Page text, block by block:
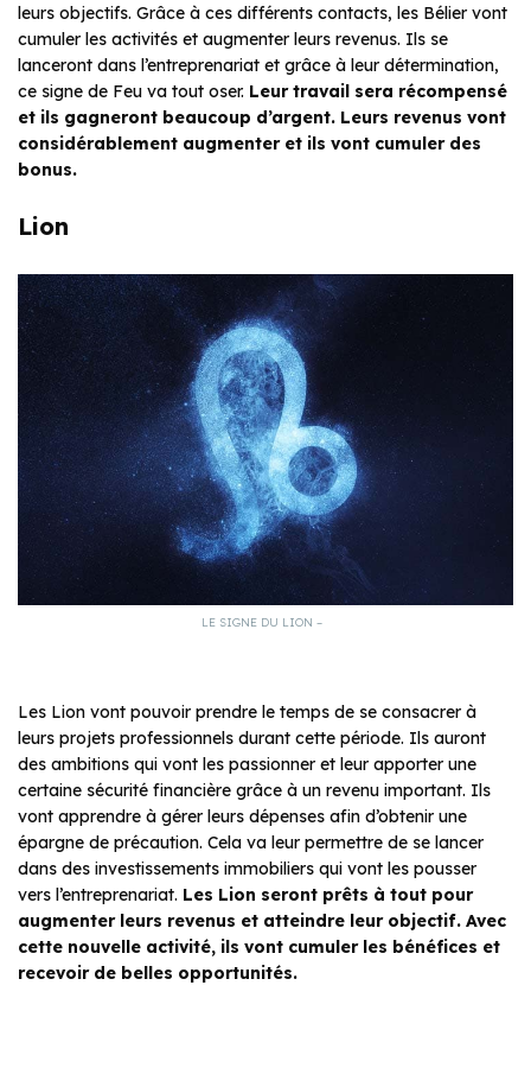
leurs objectifs. Grâce à ces différents contacts, les Bélier vont
cumuler les activités et augmenter leurs revenus. Ils se
lanceront dans l’entreprenariat et grâce à leur détermination,
ce signe de Feu va tout oser. Leur travail sera récompensé
et ils gagneront beaucoup d’argent. Leurs revenus vont
considérablement augmenter et ils vont cumuler des
bonus.
Lion
LE SIGNE DU LION –
Les Lion vont pouvoir prendre le temps de se consacrer à
leurs projets professionnels durant cette période. Ils auront
des ambitions qui vont les passionner et leur apporter une
certaine sécurité financière grâce à un revenu important. Ils
vont apprendre à gérer leurs dépenses afin d’obtenir une
épargne de précaution. Cela va leur permettre de se lancer
dans des investissements immobiliers qui vont les pousser
vers l’entreprenariat. Les Lion seront prêts à tout pour
augmenter leurs revenus et atteindre leur objectif. Avec
cette nouvelle activité, ils vont cumuler les bénéfices et
recevoir de belles opportunités.